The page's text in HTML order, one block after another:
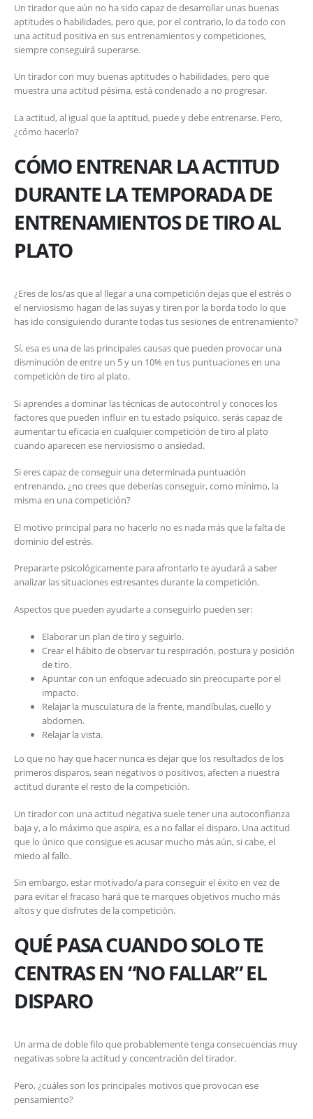
Un tirador que aún no ha sido capaz de desarrollar unas buenas
aptitudes o habilidades, pero que, por el contrario, lo da todo con
una actitud positiva en sus entrenamientos y competiciones,
siempre conseguirá superarse.
Un tirador con muy buenas aptitudes o habilidades, pero que
muestra una actitud pésima, está condenado a no progresar.
La actitud, al igual que la aptitud, puede y debe entrenarse. Pero,
¿cómo hacerlo?
CÓMO ENTRENAR LA ACTITUD
DURANTE LA TEMPORADA DE
ENTRENAMIENTOS DE TIRO AL
PLATO
¿Eres de los/as que al llegar a una competición dejas que el estrés o
el nerviosismo hagan de las suyas y tiren por la borda todo lo que
has ido consiguiendo durante todas tus sesiones de entrenamiento?
Sí, esa es una de las principales causas que pueden provocar una
disminución de entre un 5 y un 10% en tus puntuaciones en una
competición de tiro al plato.
Si aprendes a dominar las técnicas de autocontrol y conoces los
factores que pueden influir en tu estado psíquico, serás capaz de
aumentar tu eficacia en cualquier competición de tiro al plato
cuando aparecen ese nerviosismo o ansiedad.
Si eres capaz de conseguir una determinada puntuación
entrenando, ¿no crees que deberías conseguir, como mínimo, la
misma en una competición?
El motivo principal para no hacerlo no es nada más que la falta de
dominio del estrés.
Prepararte psicológicamente para afrontarlo te ayudará a saber
analizar las situaciones estresantes durante la competición.
Aspectos que pueden ayudarte a conseguirlo pueden ser:
Elaborar un plan de tiro y seguirlo.
Crear el hábito de observar tu respiración, postura y posición
de tiro.
Apuntar con un enfoque adecuado sin preocuparte por el
impacto.
Relajar la musculatura de la frente, mandíbulas, cuello y
abdomen.
Relajar la vista.
Lo que no hay que hacer nunca es dejar que los resultados de los
primeros disparos, sean negativos o positivos, afecten a nuestra
actitud durante el resto de la competición.
Un tirador con una actitud negativa suele tener una autoconfianza
baja y, a lo máximo que aspira, es a no fallar el disparo. Una actitud
que lo único que consigue es acusar mucho más aún, si cabe, el
miedo al fallo.
Sin embargo, estar motivado/a para conseguir el éxito en vez de
para evitar el fracaso hará que te marques objetivos mucho más
altos y que disfrutes de la competición.
QUÉ PASA CUANDO SOLO TE
CENTRAS EN “NO FALLAR” EL
DISPARO
Un arma de doble filo que probablemente tenga consecuencias muy
negativas sobre la actitud y concentración del tirador.
Pero, ¿cuáles son los principales motivos que provocan ese
pensamiento?